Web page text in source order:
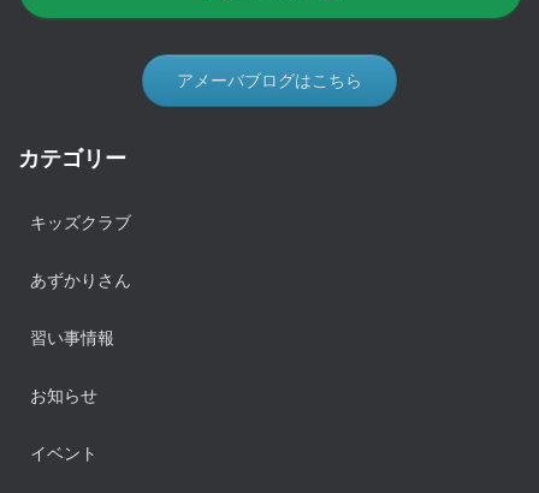
アメーバブログはこちら
カテゴリー
キッズクラブ
あずかりさん
習い事情報
お知らせ
イベント